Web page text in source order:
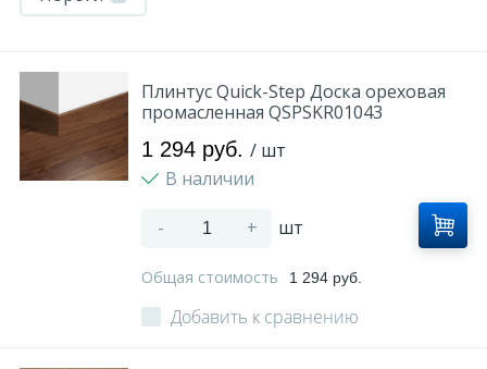
Плинтус Quick-Step Доска ореховая
промасленная QSPSKR01043
1 294 руб. / шт
В наличии
- + шт
Общая стоимость 1 294 руб.
Добавить к сравнению